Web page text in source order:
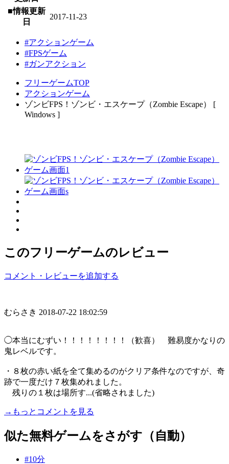
■情報更新
日
2017-11-23
#アクションゲーム
#FPSゲーム
#ガンアクション
フリーゲームTOP
アクションゲーム
ゾンビFPS！ゾンビ・エスケープ（Zombie Escape） [
Windows ]
このフリーゲームのレビュー
コメント・レビューを追加する
むらさき 2018-07-22 18:02:59
◯本当にむずい！！！！！！！！（歓喜） 難易度かなりの
鬼レベルです。
・８枚の赤い紙を全て集めるのがクリア条件なのですが、奇
跡で一度だけ７枚集めれました。
残りの１枚は場所す...(省略されました)
→もっとコメントを見る
似た無料ゲームをさがす（自動）
#10分